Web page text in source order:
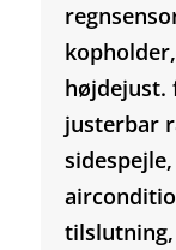
justerbar